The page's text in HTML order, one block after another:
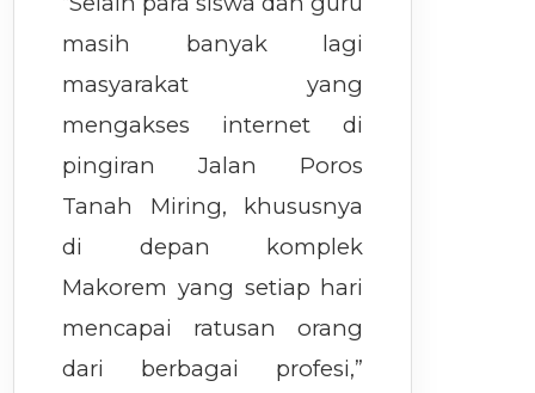
masih banyak lagi
masyarakat yang
mengakses internet di
pingiran Jalan Poros
Tanah Miring, khususnya
di depan komplek
Makorem yang setiap hari
mencapai ratusan orang
dari berbagai profesi,”